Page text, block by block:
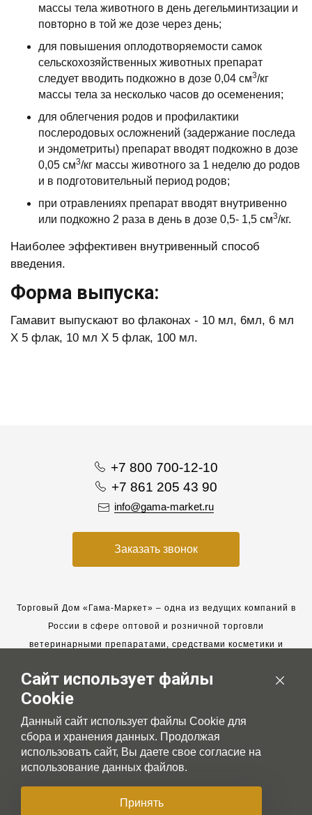
массы тела животного в день дегельминтизации и
повторно в той же дозе через день;
для повышения оплодотворяемости самок
сельскохозяйственных животных препарат
следует вводить подкожно в дозе 0,04 см3/кг
массы тела за несколько часов до осеменения;
для облегчения родов и профилактики
послеродовых осложнений (задержание последа
и эндометриты) препарат вводят подкожно в дозе
0,05 см3/кг массы животного за 1 неделю до родов
и в подготовительный период родов;
при отравлениях препарат вводят внутривенно
или подкожно 2 раза в день в дозе 0,5- 1,5 см3/кг.
Наиболее эффективен внутривенный способ
введения.
Форма выпуска:
Гамавит выпускают во флаконах - 10 мл, 6мл, 6 мл
Х 5 флак, 10 мл Х 5 флак, 100 мл.
+7 800 700-12-10
+7 861 205 43 90
info@gama-market.ru
Заказать звонок
Торговый Дом «Гама-Маркет» – одна из ведущих компаний в
России в сфере оптовой и розничной торговли
ветеринарными препаратами, средствами косметики и
Мы работаем с 2005 года. Мы приглашаем к сотрудничеству
новых клиентов и всегда рассчитываем на взаимовыгодные,
долгосрочные партнерские отношения.
Сайт использует файлы
Cookie
Данный сайт использует файлы Cookie для
сбора и хранения данных. Продолжая
использовать сайт, Вы даете свое согласие на
использование данных файлов.
Принять